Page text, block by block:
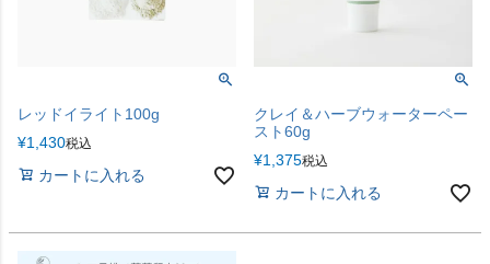
レッドイライト100g
¥1,430税込
カートに入れる
クレイ＆ハーブウォーターペー
スト60g
¥1,375税込
カートに入れる